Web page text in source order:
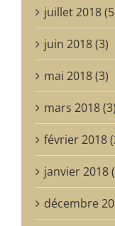
juillet 2018
juin 2018 (3)
mai 2018 (3)
mars 2018 (3)
février 2018
janvier 2018
décembre